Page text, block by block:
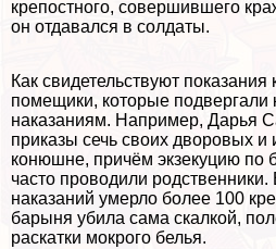
крепостного, совершившего
он отдавался в солдаты.
Как свидетельствуют
помещики, которые подвергали
наказаниям. Например, Дарья
приказы сечь своих дворовых и
конюшне, причём экзекуцию по
часто проводили
наказаний умерло более 100
барыня убила сама скалкой,
раскатки мокрого белья.